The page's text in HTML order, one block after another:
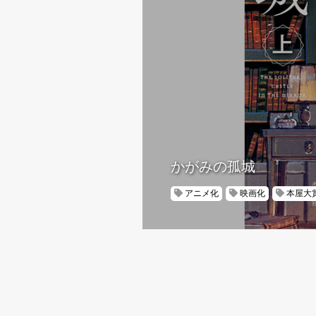
かがみの孤城
アニメ化 映画化 本屋大